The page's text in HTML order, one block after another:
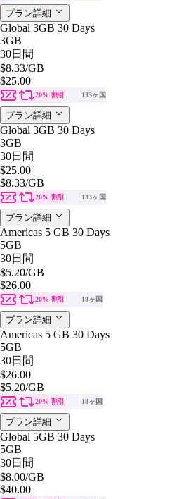
プラン詳細
Global 3GB 30 Days
3GB
30日間
$8.33/GB
$25.00
20% 割引 133ヶ国
プラン詳細
Global 3GB 30 Days
3GB
30日間
$25.00
$8.33/GB
20% 割引 133ヶ国
プラン詳細
Americas 5 GB 30 Days
5GB
30日間
$5.20/GB
$26.00
20% 割引 18ヶ国
プラン詳細
Americas 5 GB 30 Days
5GB
30日間
$26.00
$5.20/GB
20% 割引 18ヶ国
プラン詳細
Global 5GB 30 Days
5GB
30日間
$8.00/GB
$40.00